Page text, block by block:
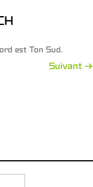
est Ton Sud.
Suivant →